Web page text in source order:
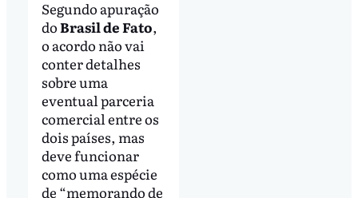
Segundo apuração
doBrasil de Fato,
o acordo não vai
conter detalhes
sobre uma
eventual parceria
comercial entre os
dois países, mas
deve funcionar
como uma espécie
de “memorando de